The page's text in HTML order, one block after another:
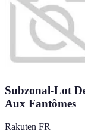
Subzonal-Lot
Aux Fantômes
Rakuten FR